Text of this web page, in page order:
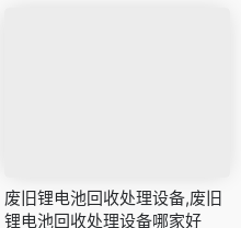
废旧锂电池回收处理设备,废旧
锂电池回收处理设备哪家好